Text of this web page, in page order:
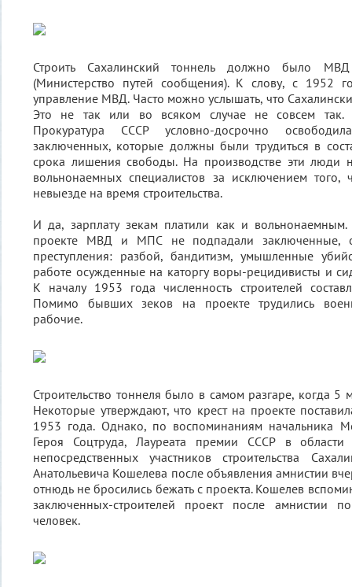
Строить Сахалинский тоннель должно было
(Министерство путей сообщения). К слову, с 1952
управление МВД. Часто можно услышать, что
Это не так или во всяком случае не совсем
Прокуратура СССР условно-досрочно
заключенных, которые должны были трудиться в
срока лишения свободы. На производстве эти люди
вольнонаемных специалистов за исключением того,
невыезде на время строительства.
И да, зарплату зекам платили как и
проекте МВД и МПС не подпадали заключенные,
преступления: разбой, бандитизм, умышленные
работе осужденные на каторгу воры-рецидивисты и
К началу 1953 года численность строителей
Помимо бывших зеков на проекте трудились
рабочие.
Строительство тоннеля было в самом разгаре, когда 5
Некоторые утверждают, что крест на проекте
1953 года. Однако, по воспоминаниям начальника
Героя Соцтруда, Лауреата премии СССР в
непосредственных участников строительства
Анатольевича Кошелева после объявления амнистии
отнюдь не бросились бежать с проекта. Кошелев
заключенных-строителей проект после амнистии
человек.